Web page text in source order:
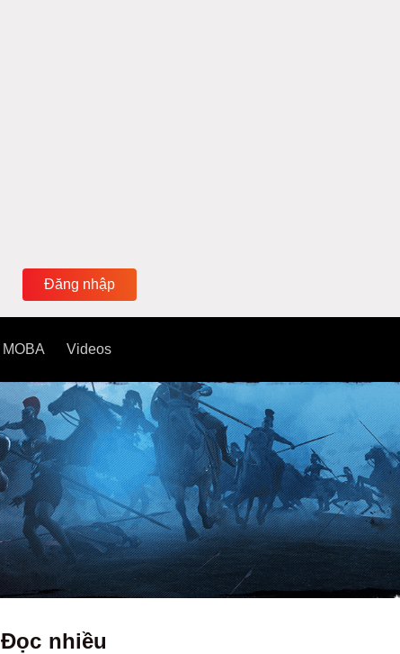
Đăng nhập
MOBA Videos
Đọc nhiều